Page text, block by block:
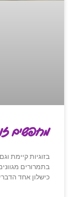
מחפשים
בזוגיות קיימת
בתמרורים
כישלון אחד